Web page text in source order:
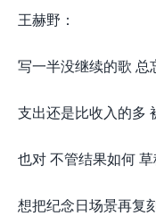
王赫野：
写一半没继续的歌 总
支出还是比收入的多
也对 不管结果如何
想把纪念日场景再复